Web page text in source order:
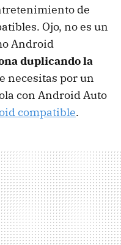
de
Ojo, no es un
Android
duplicando la
necesitas por un
con Android Auto
compatible.